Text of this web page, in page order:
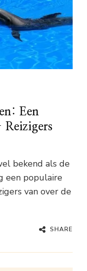
Een
bekend als de
een populaire
van over de
SHARE